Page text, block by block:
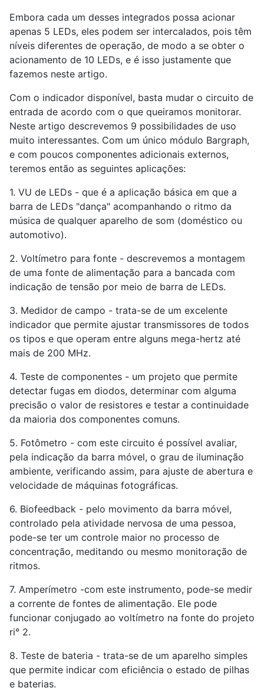
Embora cada um desses integrados possa acionar
apenas 5 LEDs, eles podem ser intercalados, pois têm
níveis diferentes de operação, de modo a se obter o
acionamento de 10 LEDs, e é isso justamente que
fazemos neste artigo.
Com o indicador disponível, basta mudar o circuito de
entrada de acordo com o que queiramos monitorar.
Neste artigo descrevemos 9 possibilidades de uso
muito interessantes. Com um único módulo Bargraph,
e com poucos componentes adicionais externos,
teremos então as seguintes aplicações:
1. VU de LEDs - que é a aplicação básica em que a
barra de LEDs "dança" acompanhando o ritmo da
música de qualquer aparelho de som (doméstico ou
automotivo).
2. Voltímetro para fonte - descrevemos a montagem
de uma fonte de alimentação para a bancada com
indicação de tensão por meio de barra de LEDs.
3. Medidor de campo - trata-se de um excelente
indicador que permite ajustar transmissores de todos
os tipos e que operam entre alguns mega-hertz até
mais de 200 MHz.
4. Teste de componentes - um projeto que permite
detectar fugas em diodos, determinar com alguma
precisão o valor de resistores e testar a continuidade
da maioria dos componentes comuns.
5. Fotômetro - com este circuito é possível avaliar,
pela indicação da barra móvel, o grau de iluminação
ambiente, verificando assim, para ajuste de abertura e
velocidade de máquinas fotográficas.
6. Biofeedback - pelo movimento da barra móvel,
controlado pela atividade nervosa de uma pessoa,
pode-se ter um controle maior no processo de
concentração, meditando ou mesmo monitoração de
ritmos.
7. Amperímetro -com este instrumento, pode-se medir
a corrente de fontes de alimentação. Ele pode
funcionar conjugado ao voltímetro na fonte do projeto
ri° 2.
8. Teste de bateria - trata-se de um aparelho simples
que permite indicar com eficiência o estado de pilhas
e baterias.